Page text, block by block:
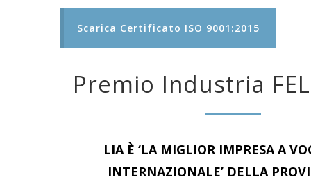
Scarica Certificato ISO 9001:2015
Premio Industria
LIA È ‘LA MIGLIOR IMPRESA A
INTERNAZIONALE’ DELLA